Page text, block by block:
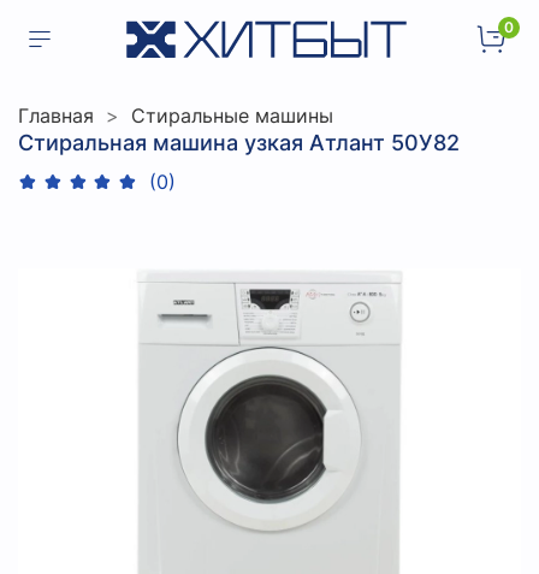
0
Главная Стиральные машины
Стиральная машина узкая Атлант 50У82
(0)